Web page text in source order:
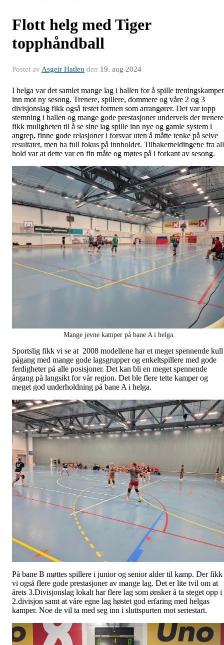
Flott helg med Tiger
topphåndball
Postet av Asgeir Hatlen den 19. aug 2024
I helga var det samlet mange lag i hallen for å spille treningskamper
inn mot ny sesong. Trenere, spillere, dommere og våre 2 og 3
divisjonslag fikk også testet formen som arrangører. Det var topp
stemning i hallen og mange gode prestasjoner underveis der trenere
fikk muligheten til å se sine lag spille inn nye og gamle system i
angrep, finne gode relasjoner i forsvar uten å måtte tenke på selve
resultatet, men ha full fokus på innholdet. Tilbakemeldingene fra
hold var at dette var en fin måte og møtes på i forkant av sesong.
Mange jevne kamper på bane A i helga.
Sportslig fikk vi se at 2008 modellene har et meget spennende kull
pågang med mange gode lagsgrupper og enkeltspillere med gode
ferdigheter på alle posisjoner. Det kan bli en meget spennende
årgang på langsikt for vår region. Det ble flere tette kamper og
meget god underholdning på bane A i helga.
På bane B møttes spillere i junior og senior alder til kamp. Der fikk
vi også flere gode prestasjoner av mange lag. Det er lite tvil om at
årets 3.Divisjonslag lokalt har flere lag som ønsker å ta steget opp i
2.divisjon samt at våre egne lag høstet god erfaring med helgas
kamper. Noe de vil ta med seg inn i sluttspurten mot seriestart.